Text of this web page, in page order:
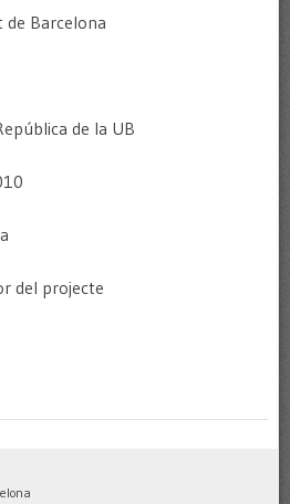
de Barcelona
de la UB
del projecte